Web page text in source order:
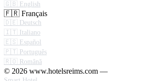
🇬🇧 English
🇫🇷 Français
🇩🇪 Deutsch
🇮🇹 Italiano
🇪🇸 Español
🇵🇹 Português
🇷🇴 Română
© 2026 www.hotelsreims.com —